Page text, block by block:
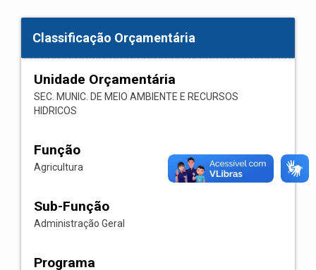
Classificação Orçamentária
Unidade Orçamentária
SEC. MUNIC. DE MEIO AMBIENTE E RECURSOS
HIDRICOS
Função
Agricultura
Sub-Função
Administração Geral
Programa